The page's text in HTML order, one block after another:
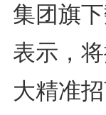
集团旗
表示，
大精准